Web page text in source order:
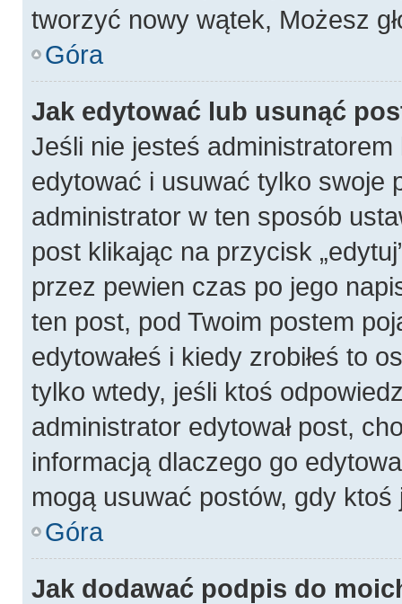
tworzyć nowy wątek, Możesz
Góra
Jak edytować lub usunąć
Jeśli nie jesteś
edytować i usuwać tylko swoje
administrator w ten sposób
post klikając na przycisk
przez pewien czas po jego
ten post, pod Twoim postem
edytowałeś i kiedy zrobiłeś to
tylko wtedy, jeśli ktoś
administrator edytował post,
informacją dlaczego go
mogą usuwać postów, gdy ktoś
Góra
Jak dodawać podpis do